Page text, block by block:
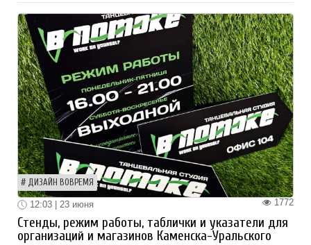
ДИЗАЙН ВОВРЕМЯ
1772
12:03 | 23 июня
Стенды, режим работы, таблички и указатели для
организаций и магазинов Каменска-Уральского